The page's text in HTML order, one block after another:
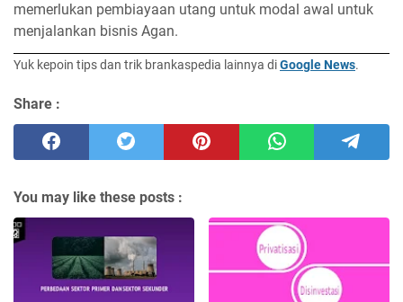
memerlukan pembiayaan utang untuk modal awal untuk
menjalankan bisnis Agan.
Yuk kepoin tips dan trik brankaspedia lainnya diGoogle News.
Share :
You may like these posts :